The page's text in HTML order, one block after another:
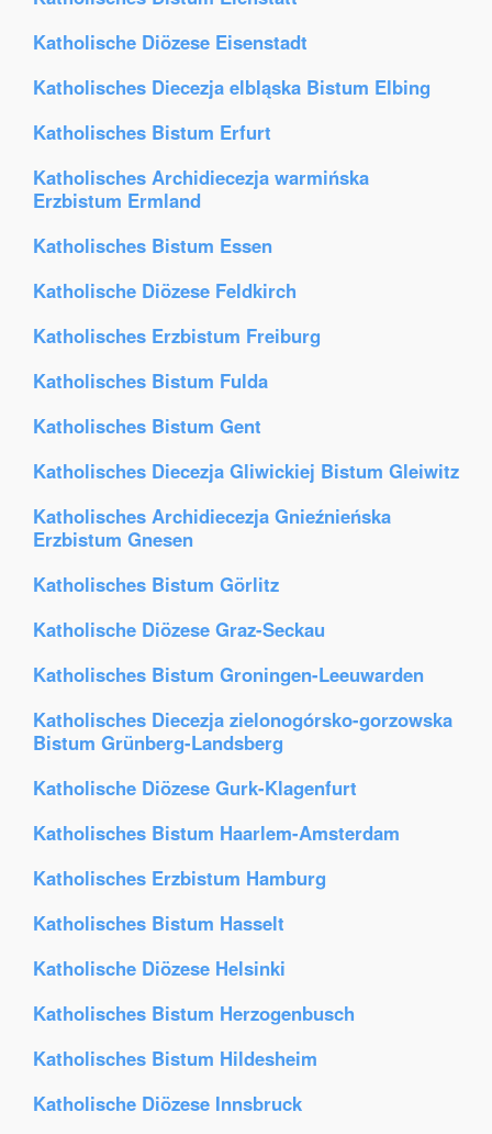
Katholische Diözese Eisenstadt
Katholisches Diecezja elbląska Bistum Elbing
Katholisches Bistum Erfurt
Katholisches Archidiecezja warmińska
Erzbistum Ermland
Katholisches Bistum Essen
Katholische Diözese Feldkirch
Katholisches Erzbistum Freiburg
Katholisches Bistum Fulda
Katholisches Bistum Gent
Katholisches Diecezja Gliwickiej Bistum Gleiwitz
Katholisches Archidiecezja Gnieźnieńska
Erzbistum Gnesen
Katholisches Bistum Görlitz
Katholische Diözese Graz-Seckau
Katholisches Bistum Groningen-Leeuwarden
Katholisches Diecezja zielonogórsko-gorzowska
Bistum Grünberg-Landsberg
Katholische Diözese Gurk-Klagenfurt
Katholisches Bistum Haarlem-Amsterdam
Katholisches Erzbistum Hamburg
Katholisches Bistum Hasselt
Katholische Diözese Helsinki
Katholisches Bistum Herzogenbusch
Katholisches Bistum Hildesheim
Katholische Diözese Innsbruck